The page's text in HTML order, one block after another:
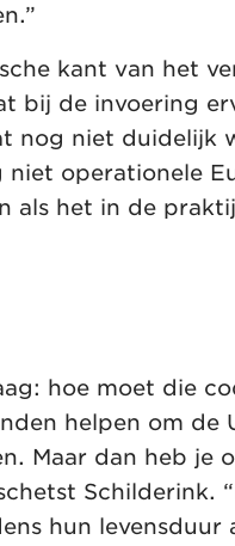
kant van het
bij de invoering
nog niet duidelijk
operationele
als het in de
hoe moet die
helpen om de
Maar dan heb je
Schilderink.
hun levensduur